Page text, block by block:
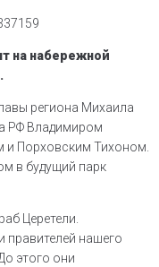
на набережной
региона Михаила
РФ Владимиром
и Порховским Тихоном.
в будущий парк
Церетели.
правителей нашего
этого они